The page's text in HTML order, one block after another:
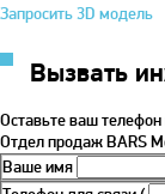
Запросить 3D модель
Вызвать
Оставьте ваш
Отдел продаж BARS
Ваше имя